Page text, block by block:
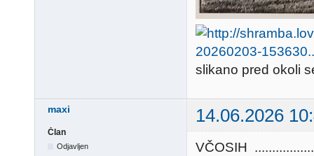
slikano pred okoli
maxi 14.06.2026
Član
Odjavljen VČOSIH